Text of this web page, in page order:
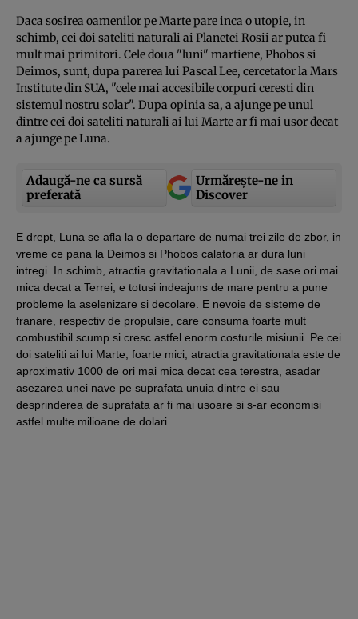
Daca sosirea oamenilor pe Marte pare inca o utopie, in
schimb, cei doi sateliti naturali ai Planetei Rosii ar putea fi
mult mai primitori. Cele doua "luni" martiene, Phobos si
Deimos, sunt, dupa parerea lui Pascal Lee, cercetator la Mars
Institute din SUA, "cele mai accesibile corpuri ceresti din
sistemul nostru solar". Dupa opinia sa, a ajunge pe unul
dintre cei doi sateliti naturali ai lui Marte ar fi mai usor decat
a ajunge pe Luna.
Adaugă-ne ca sursă
preferată
Urmărește-ne in
Discover
E drept, Luna se afla la o departare de numai trei zile de zbor, in
vreme ce pana la Deimos si Phobos calatoria ar dura luni
intregi. In schimb, atractia gravitationala a Lunii, de sase ori mai
mica decat a Terrei, e totusi indeajuns de mare pentru a pune
probleme la aselenizare si decolare. E nevoie de sisteme de
franare, respectiv de propulsie, care consuma foarte mult
combustibil scump si cresc astfel enorm costurile misiunii. Pe cei
doi sateliti ai lui Marte, foarte mici, atractia gravitationala este de
aproximativ 1000 de ori mai mica decat cea terestra, asadar
asezarea unei nave pe suprafata unuia dintre ei sau
desprinderea de suprafata ar fi mai usoare si s-ar economisi
astfel multe milioane de dolari.